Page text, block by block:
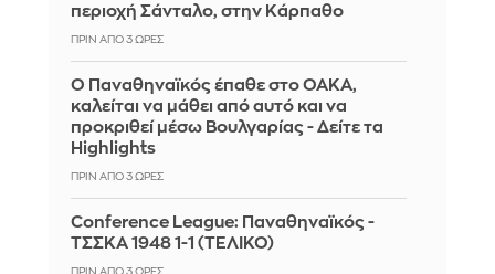
περιοχή Σάνταλο, στην Κάρπαθο
ΠΡΙΝ ΑΠΌ 3 ΏΡΕΣ
Ο Παναθηναϊκός έπαθε στο ΟΑΚΑ,
καλείται να μάθει από αυτό και να
προκριθεί μέσω Βουλγαρίας - Δείτε τα
Highlights
ΠΡΙΝ ΑΠΌ 3 ΏΡΕΣ
Conference League: Παναθηναϊκός -
ΤΣΣΚΑ 1948 1-1 (ΤΕΛΙΚΟ)
ΠΡΙΝ ΑΠΌ 3 ΏΡΕΣ